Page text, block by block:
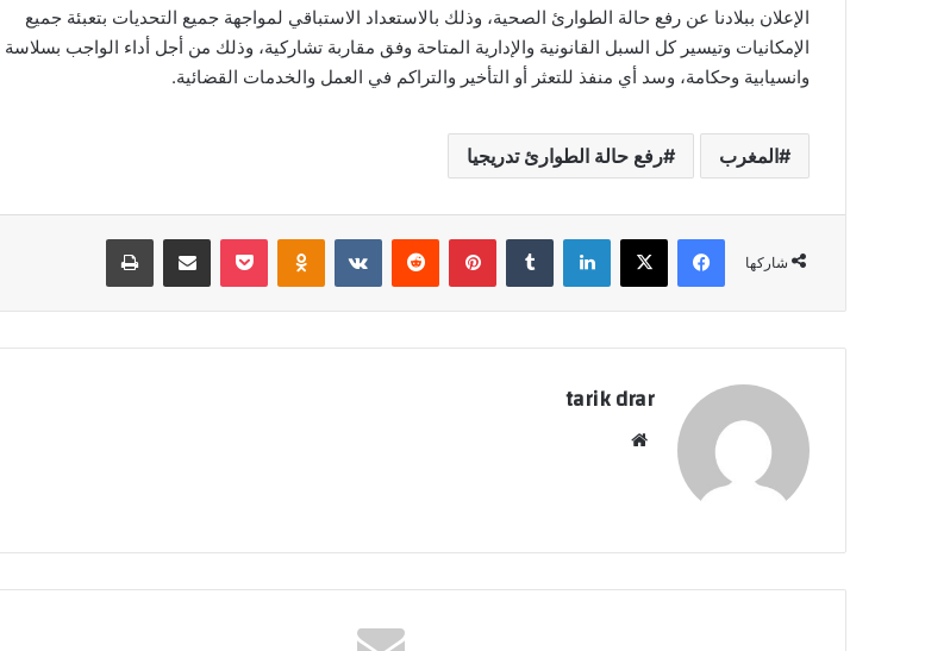
الإعلان ببلادنا عن رفع حالة الطوارئ الصحية، وذلك بالاستعداد الاستباقي لمواجهة جميع التحديات بتعبئة جميع
الإمكانيات وتيسير كل السبل القانونية والإدارية المتاحة وفق مقاربة تشاركية، وذلك من أجل أداء الواجب بسلاسة
وانسيابية وحكامة، وسد أي منفذ للتعثر أو التأخير والتراكم في العمل والخدمات القضائية.
المغرب رفع حالة الطوارئ تدريجيا
شاركها
فيسبوك لينكدإن بينتيريست
tarik drar